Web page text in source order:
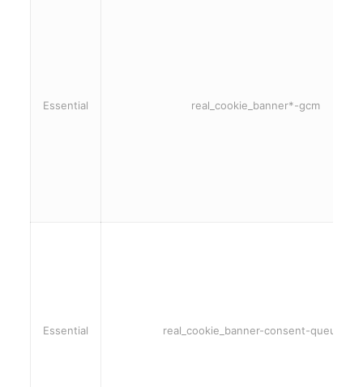
Essential real_cookie_banner*-gcm
Essential real_cookie_banner-consent-queue*